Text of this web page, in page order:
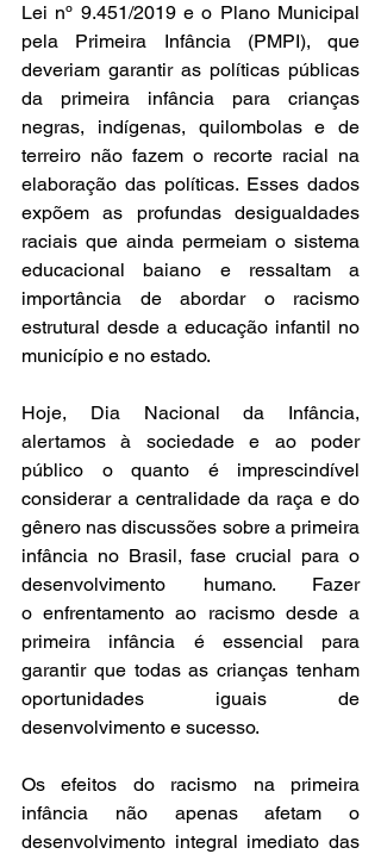
Lei nº 9.451/2019 e o Plano Municipal
pela Primeira Infância (PMPI), que
deveriam garantir as políticas públicas
da primeira infância para crianças
negras, indígenas, quilombolas e de
terreiro não fazem o recorte racial na
elaboração das políticas. Esses dados
expõem as profundas desigualdades
raciais que ainda permeiam o sistema
educacional baiano e ressaltam a
importância de abordar o racismo
estrutural desde a educação infantil no
município e no estado.
Hoje, Dia Nacional da Infância,
alertamos à sociedade e ao poder
público o quanto é imprescindível
considerar a centralidade da raça e do
gênero nas discussões sobre a primeira
infância no Brasil, fase crucial para o
desenvolvimento humano. Fazer
o enfrentamento ao racismo desde a
primeira infância é essencial para
garantir que todas as crianças tenham
oportunidades iguais de
desenvolvimento e sucesso.
Os
efeitos do racismo na primeira
infância não apenas afetam o
desenvolvimento integral imediato das